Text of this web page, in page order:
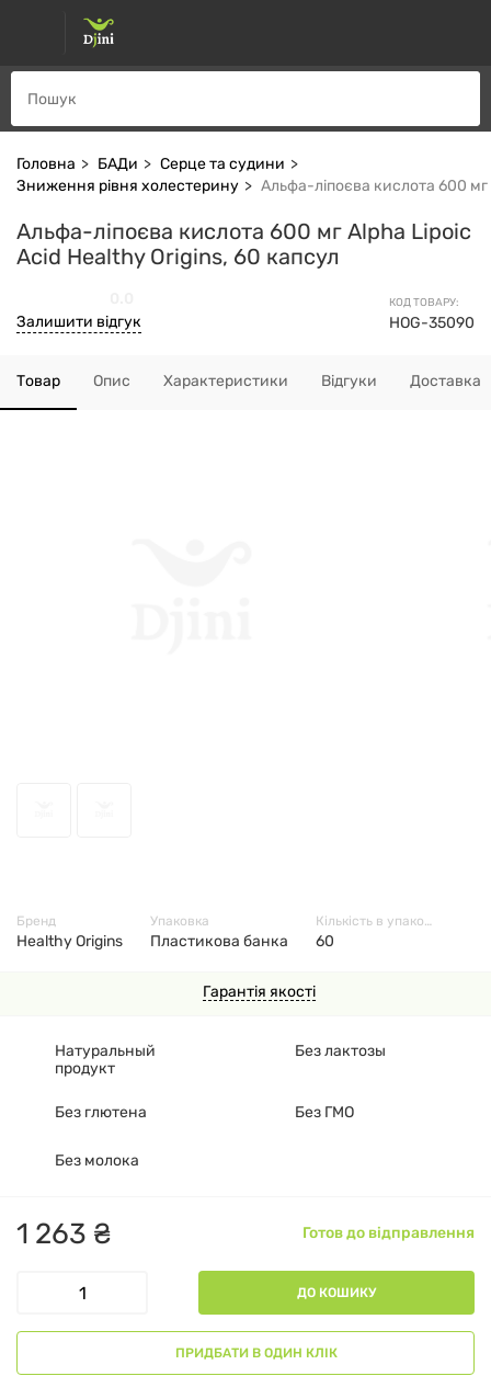
Головна БАДи
Серце та судини
Зниження рівня холестерину
Альфа-ліпоєва кислота 600
Альфа-ліпоєва кислота 600 мг Alpha Lipoic
Acid Healthy Origins, 60 капсул
КОД ТОВАРУ:
HOG-35090
Залишити відгук
Товар Опис Характеристики Відгуки Доставка
Гарантія якості
1 263 ₴ Готов до відправлення
ДО КОШИКУ
ПРИДБАТИ В ОДИН КЛІК
Натуральный
продукт
Без лактозы
Без глютена Без ГМО
Без молока
Бренд
Healthy Origins
Упаковка
Пластикова банка
Кількість в упаковці
60